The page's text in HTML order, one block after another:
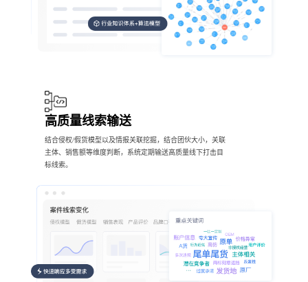
高质量线索输送
结合侵权/假货模型以及情报关联挖掘，结合团伙大小，关联
主体、销售额等维度判断，系统定期输送高质量线下打击目
标线索。